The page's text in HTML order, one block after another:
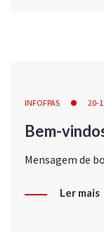
INFOFPAS 20-
Bem-
Mensagem de
Ler mais